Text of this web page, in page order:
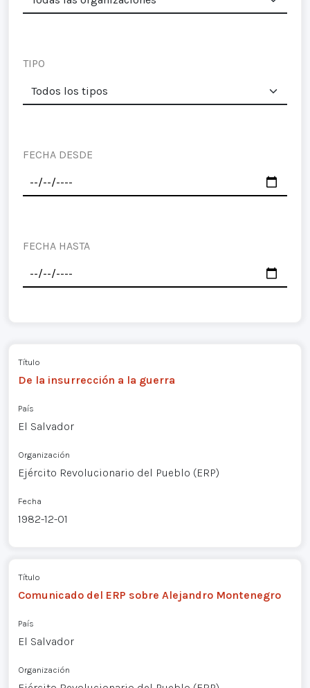
TIPO
FECHA DESDE
FECHA HASTA
Título
De la insurrección a la guerra
País
El Salvador
Organización
Ejército Revolucionario del Pueblo (ERP)
Fecha
1982-12-01
Título
Comunicado del ERP sobre Alejandro Montenegro
País
El Salvador
Organización